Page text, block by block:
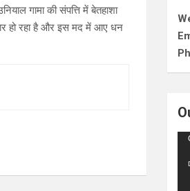
गामा की संपत्ति में बेतहाशा
हो रहा है और इस मद में आए धन